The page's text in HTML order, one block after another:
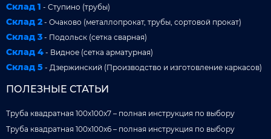
Склад 1 - Ступино (трубы)
Склад 2 - Очаково (металлопрокат, трубы, сортовой прокат)
Склад 3 - Подольск (сетка сварная)
Склад 4 - Видное (сетка арматурная)
Склад 5 - Дзержинский (Производство и изготовление каркасов)
ПОЛЕЗНЫЕ СТАТЬИ
Труба квадратная 100x100x7 – полная инструкция по выбору
Труба квадратная 100x100x6 – полная инструкция по выбору